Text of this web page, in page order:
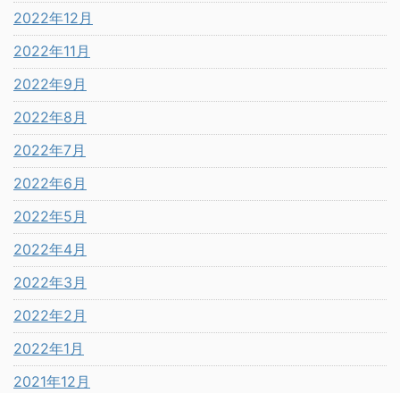
2022年12月
2022年11月
2022年9月
2022年8月
2022年7月
2022年6月
2022年5月
2022年4月
2022年3月
2022年2月
2022年1月
2021年12月